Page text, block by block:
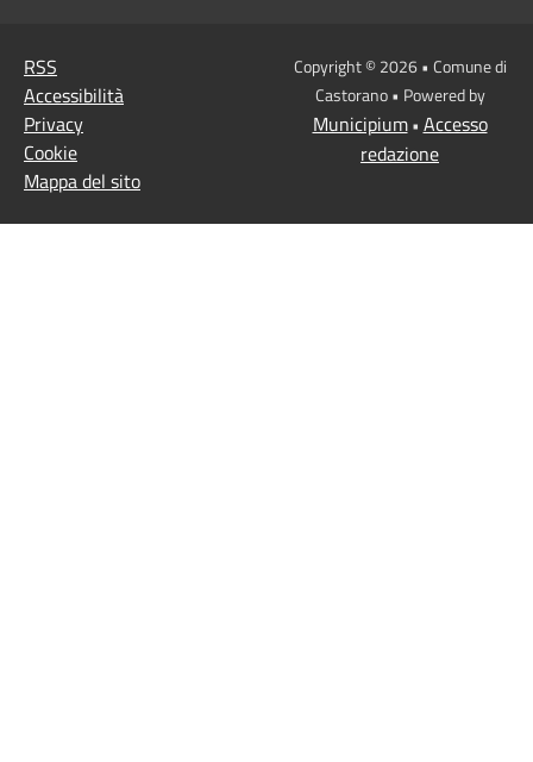
RSS
Accessibilità
Privacy
Cookie
Mappa del sito
Copyright © 2026 • Comune di
Castorano • Powered by
Municipium• Accesso
redazione